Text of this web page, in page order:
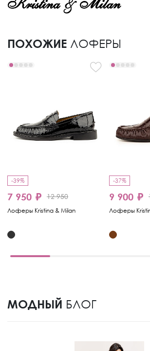
ПОХОЖИЕ ЛОФЕРЫ
-39%
7 950 ₽ 12 950
Лоферы Kristina & Milan
-37%
9 900 ₽
Лоферы
МОДНЫЙ БЛОГ